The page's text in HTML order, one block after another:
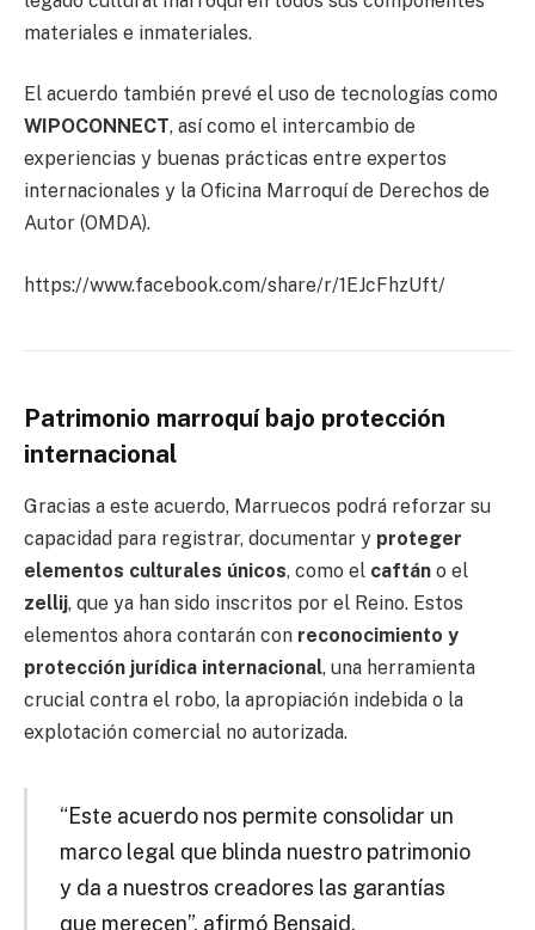
materiales e inmateriales.
El acuerdo también prevé el uso de tecnologías como
WIPOCONNECT, así como el intercambio de
experiencias y buenas prácticas entre expertos
internacionales y la Oficina Marroquí de Derechos de
Autor (OMDA).
https://www.facebook.com/share/r/1EJcFhzUft/
Patrimonio marroquí bajo protección
internacional
Gracias a este acuerdo, Marruecos podrá reforzar su
capacidad para registrar, documentar y proteger
elementos culturales únicos, como el caftán o el
zellij, que ya han sido inscritos por el Reino. Estos
elementos ahora contarán con reconocimiento y
protección jurídica internacional, una herramienta
crucial contra el robo, la apropiación indebida o la
explotación comercial no autorizada.
“Este acuerdo nos permite consolidar un
marco legal que blinda nuestro patrimonio
y da a nuestros creadores las garantías
que merecen”, afirmó Bensaid.